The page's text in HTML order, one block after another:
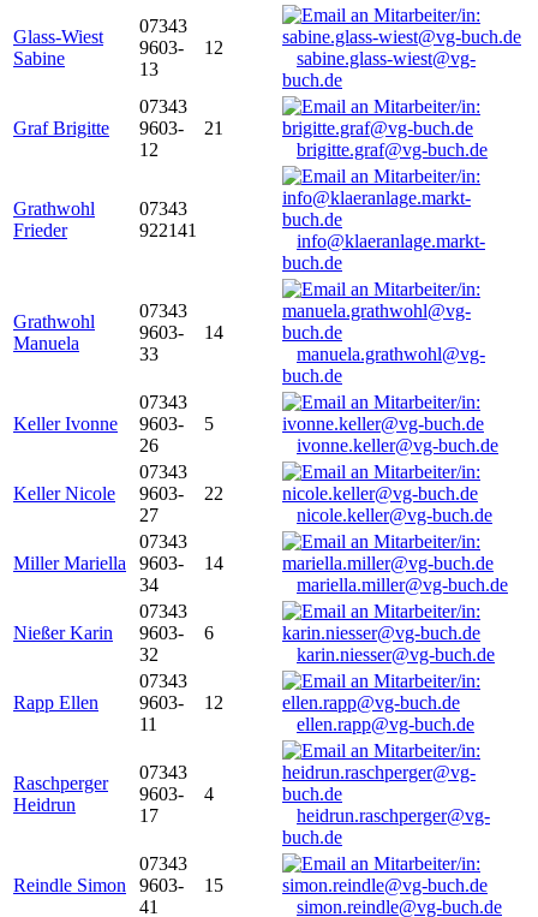
Glass-Wiest
Sabine
07343
9603-
13
12
sabine.glass-wiest@vg-
buch.de
Graf Brigitte
07343
9603-
12
21
brigitte.graf@vg-buch.de
Grathwohl
Frieder
07343
922141
info@klaeranlage.markt-
buch.de
Grathwohl
Manuela
07343
9603-
33
14
manuela.grathwohl@vg-
buch.de
Keller Ivonne
07343
9603-
26
5
ivonne.keller@vg-buch.de
Keller Nicole
07343
9603-
27
22
nicole.keller@vg-buch.de
Miller Mariella
07343
9603-
34
14
mariella.miller@vg-buch.de
Nießer Karin
07343
9603-
32
6
karin.niesser@vg-buch.de
Rapp Ellen
07343
9603-
11
12
ellen.rapp@vg-buch.de
Raschperger
Heidrun
07343
9603-
17
4
heidrun.raschperger@vg-
buch.de
Reindle Simon
07343
9603-
41
15
simon.reindle@vg-buch.de